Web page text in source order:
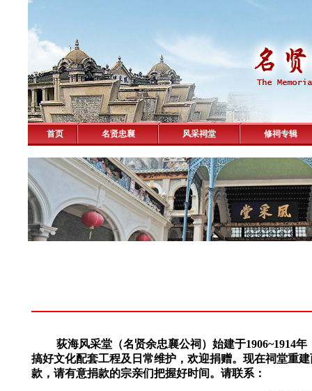
首页 名贤忠襄 风采祠堂 修祠专辑
荻海风采堂 （名贤余忠襄公祠）始建于1906~1914
搞好文化配套工程及日常维护，欢迎捐赠。现在祠堂重
款，请有意捐款的宗亲们把握好时间。 请联系：